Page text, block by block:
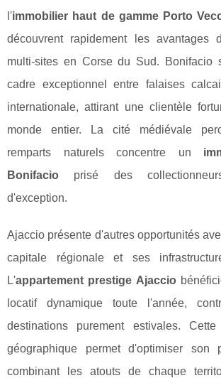
l'immobilier haut de gamme Porto
découvrent rapidement les avantages
multi-sites en Corse du Sud. Bonifacio
cadre exceptionnel entre falaises
internationale, attirant une clientèle
monde entier. La cité médiévale
remparts naturels concentre un
Bonifacio prisé des
d'exception.
Ajaccio présente d'autres opportunités
capitale régionale et ses
L'appartement prestige Ajaccio
locatif dynamique toute l'année,
destinations purement estivales. Cette
géographique permet d'optimiser son
combinant les atouts de chaque